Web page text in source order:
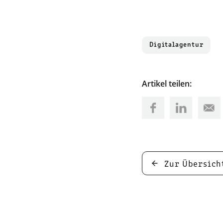
Digitalagentur
Artikel teilen:
Zur